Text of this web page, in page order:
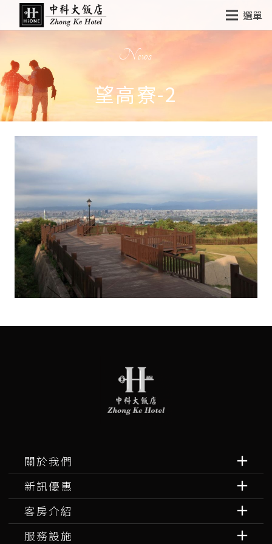
選單
News
望高寮-2
關於我們
新訊優惠
客房介紹
服務設施